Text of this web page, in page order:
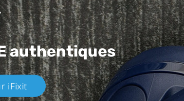
authentiques​
iFixit​